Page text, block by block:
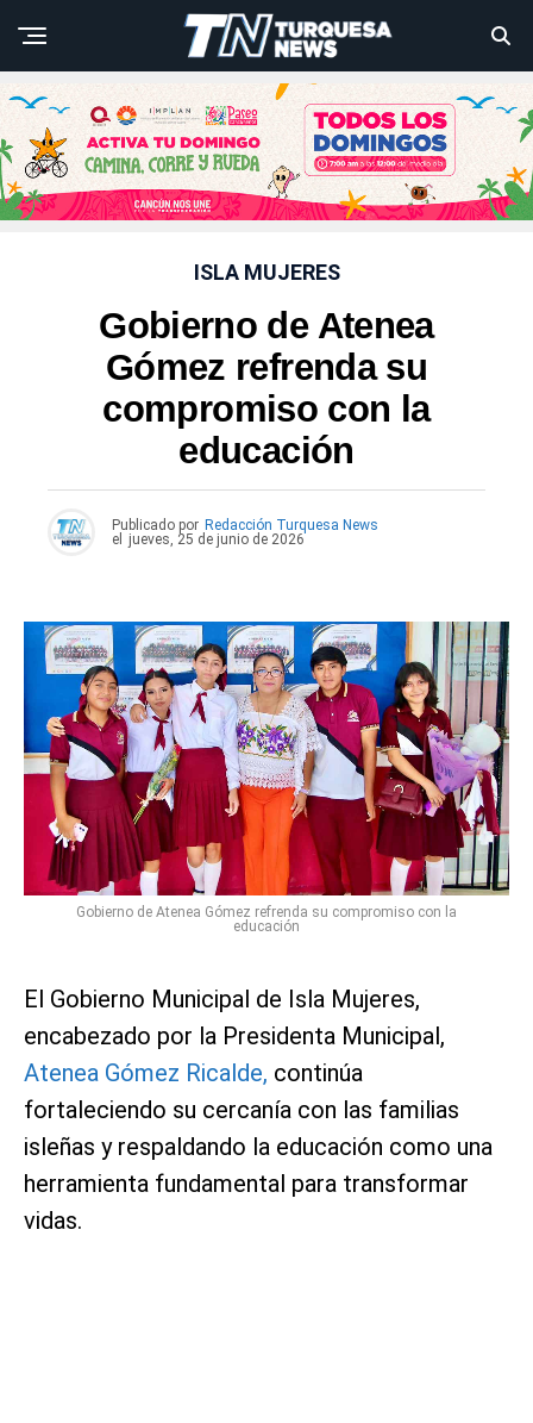
ISLA MUJERES
Gobierno de Atenea
Gómez refrenda su
compromiso con la
educación
Publicado por Redacción Turquesa News
el
jueves, 25 de junio de 2026
Gobierno de Atenea Gómez refrenda su compromiso con la
educación
El Gobierno Municipal de Isla Mujeres,
encabezado por la Presidenta Municipal,
Atenea Gómez Ricalde, continúa
fortaleciendo su cercanía con las familias
isleñas y respaldando la educación como una
herramienta fundamental para transformar
vidas.